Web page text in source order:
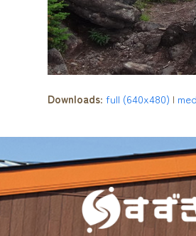
Downloads:full (640x480) |